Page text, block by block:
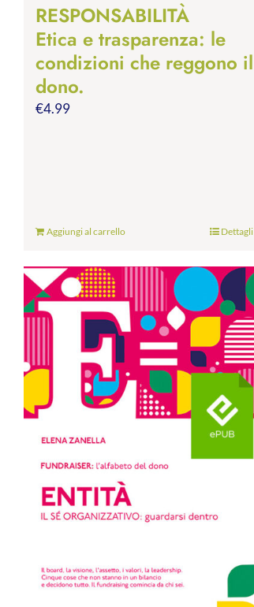
RESPONSABILITÀ
Etica e trasparenza: le
condizioni che reggono il
dono.
€4.99
Aggiungi al carrello Dettagli